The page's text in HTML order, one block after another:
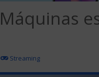
Streaming